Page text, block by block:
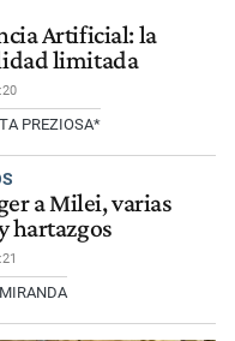
Artificial: la
limitada
PREZIOSA*
a Milei, varias
hartazgos